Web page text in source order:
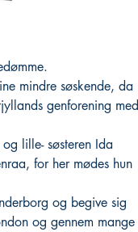
mindre søskende, da
genforening med
lille- søsteren Ida
for her mødes hun
og begive sig
og gennem mange